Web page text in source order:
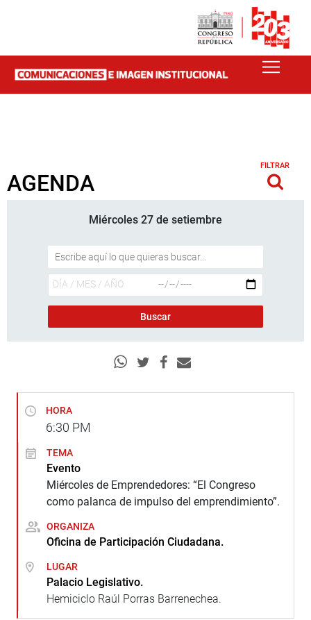
AGENDA
FILTRAR
Miércoles 27 de setiembre
HORA
6:30 PM
TEMA
Evento
Miércoles de Emprendedores: “El Congreso
como palanca de impulso del emprendimiento”.
ORGANIZA
Oficina de Participación Ciudadana.
LUGAR
Palacio Legislativo.
Hemiciclo Raúl Porras Barrenechea.